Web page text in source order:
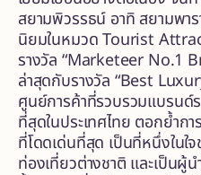
สยามพิวรรธน์ อาทิ สยามพา
นิยมในหมวด Tourist
รางวัล “Marketeer No.1
ล่าสุดกับรางวัล “Best
ศูนย์การค้าที่รวบรวมแบรน
ที่สุดในประเทศไทย ตอกย้ำก
ที่โดดเด่นที่สุด เป็นที่หนึ่งในใ
ท่องเที่ยวต่างชาติ และเป็นผู้